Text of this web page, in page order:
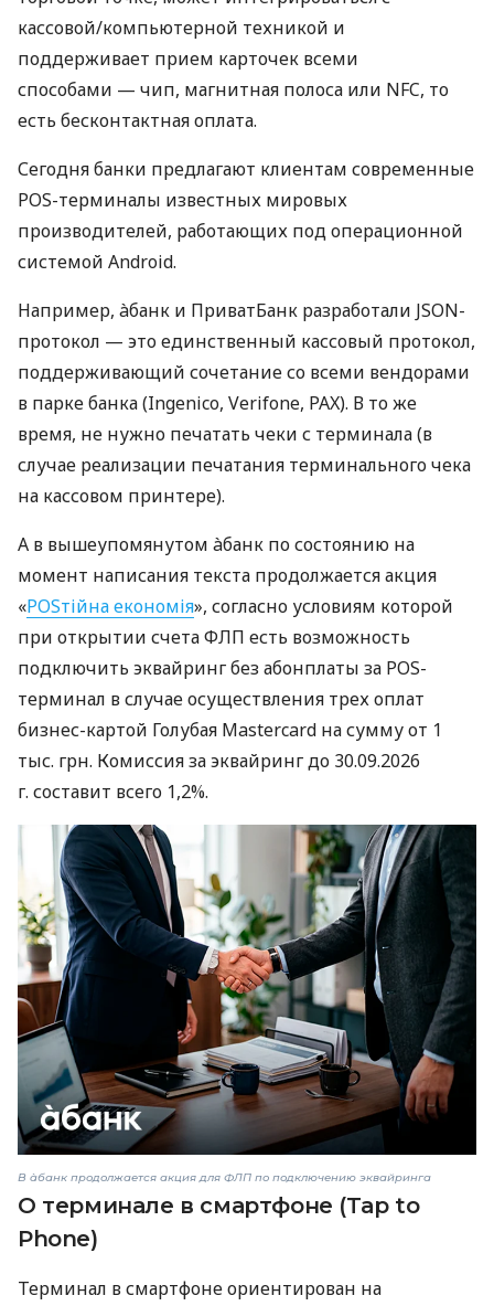
кассовой/компьютерной техникой и
поддерживает прием карточек всеми
способами — чип, магнитная полоса или NFC, то
есть бесконтактная оплата.
Сегодня банки предлагают клиентам современные
POS-терминалы известных мировых
производителей, работающих под операционной
системой Android.
Например, àбанк и ПриватБанк разработали JSON-
протокол — это единственный кассовый протокол,
поддерживающий сочетание со всеми вендорами
в парке банка (Ingenico, Verifone, PAX). В то же
время, не нужно печатать чеки с терминала (в
случае реализации печатания терминального чека
на кассовом принтере).
А в вышеупомянутом àбанк по состоянию на
момент написания текста продолжается акция
«POSтійна економія», согласно условиям которой
при открытии счета ФЛП есть возможность
подключить эквайринг без абонплаты за POS-
терминал в случае осуществления трех оплат
бизнес-картой Голубая Mastercard на сумму от 1
тыс. грн. Комиссия за эквайринг до 30.09.2026
г. составит всего 1,2%.
В àбанк продолжается акция для ФЛП по подключению эквайринга
О терминале в смартфоне (Tap to
Phone)
Терминал в смартфоне ориентирован на